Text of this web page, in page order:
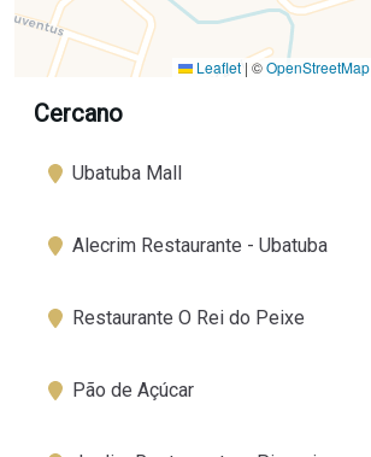
Leaflet | ©OpenStreetMap
Cercano
Ubatuba Mall
Alecrim Restaurante - Ubatuba
Restaurante O Rei do Peixe
Pão de Açúcar